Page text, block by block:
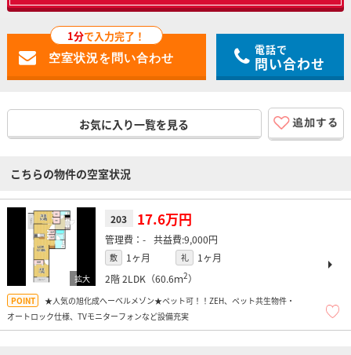
1分で入力完了！
電話で
問い合わせ
お気に入り一覧を見る
こちらの物件の空室状況
203 17.6万円
- 9,000円
敷 1ヶ月 礼
1ヶ月
2階 2LDK（60.6ｍ2）
★人気の旭化成へーベルメゾン★ペット可！！ZEH、ペット共生物件・
オートロック仕様、TVモニターフォンなど設備充実